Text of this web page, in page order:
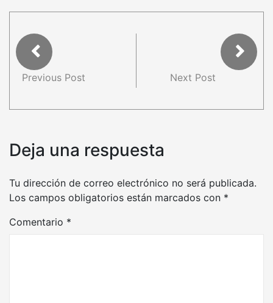
Previous Post Next Post
Deja una respuesta
Tu dirección de correo electrónico no será publicada.
Los campos obligatorios están marcados con *
Comentario *